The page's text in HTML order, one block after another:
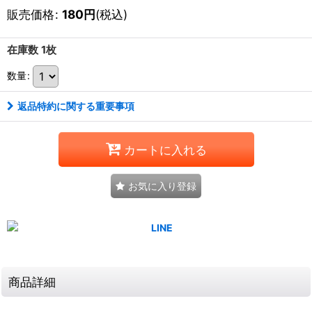
販売価格: 180円(税込)
在庫数 1枚
数量:
返品特約に関する重要事項
カートに入れる
お気に入り登録
商品詳細